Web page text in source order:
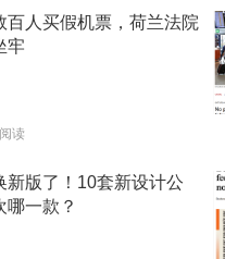
百人买假机票，荷兰法院
牢
读
新版了！10套新设计公
哪一款？